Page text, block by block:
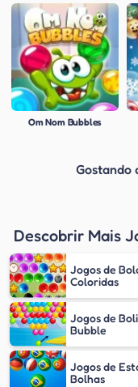
Om Nom Bubbles
Gostando
Descobrir Mais
Jogos de
Coloridas
Jogos de
Bubble
Jogos de
Bolhas